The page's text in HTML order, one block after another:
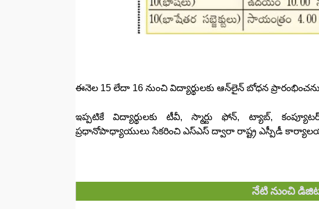
ఈనెల 15 లేదా 16 నుంచి విద్యార్థులకు ఆన్‌లైన్‌ బోధన
ఇప్పటికే విద్యార్థులకు టీవీ, స్మార్టు ఫోన్‌, ట్యాబ్‌,
ప్రధానోపాధ్యాయులు సేకరించి ఎస్‌ఎస్‌ ద్వారా రాష్ట్ర ఎస్పీడీ
నేటి నుంచి